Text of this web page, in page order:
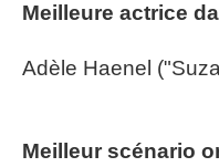
Meilleure actrice
Adèle Haenel
Meilleur scénario